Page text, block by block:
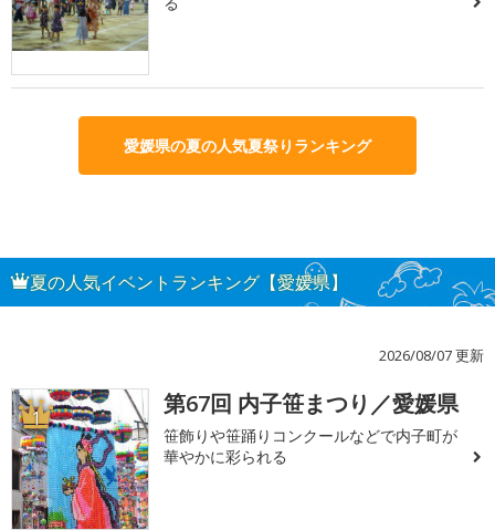
愛媛県の夏の人気夏祭りランキング
夏の人気イベントランキング【愛媛県】
2026/08/07 更新
1 第67回 内子笹まつり／愛媛県
笹飾りや笹踊りコンクールなどで内子町が
華やかに彩られる